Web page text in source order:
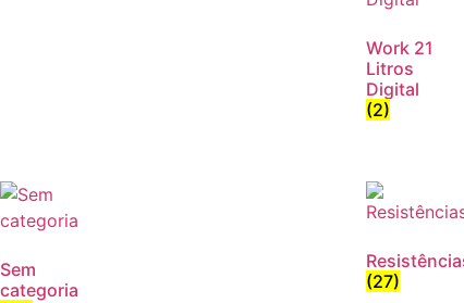
Work 21
Litros
Digital
(2)
Sem
categoria
(27)